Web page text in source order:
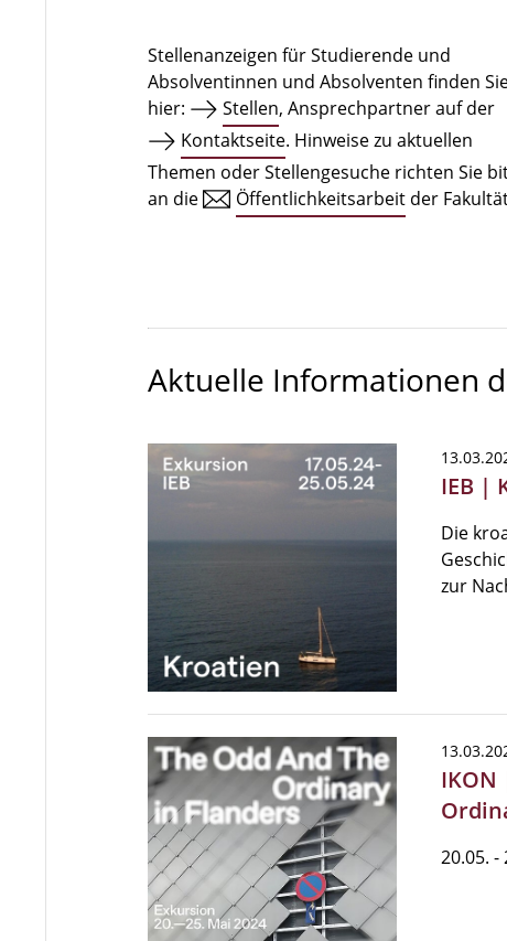
Stellenanzeigen für Studierende und
Absolventinnen und Absolventen finden
hier:
Stellen, Ansprechpartner auf der
Kontaktseite. Hinweise zu aktuellen
Themen oder Stellengesuche richten Sie
an die
Öffentlichkeitsarbeit der
Aktuelle Informationen
IEB |
Die
zur
IKON
20.05.